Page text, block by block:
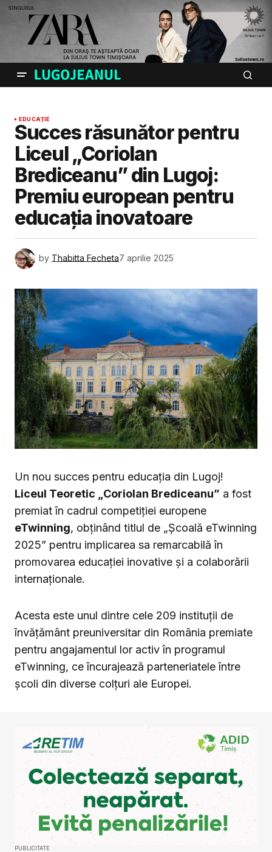
EDUCAȚIE
Succes răsunător pentru
Liceul „Coriolan
Brediceanu” din Lugoj:
Premiu european pentru
educația inovatoare
by Thabitta Fecheta7 aprilie 2025
Un nou succes pentru educația din Lugoj!
Liceul Teoretic „Coriolan Brediceanu” a fost
premiat în cadrul competiției europene
eTwinning, obținând titlul de „Școală eTwinning
2025” pentru implicarea sa remarcabilă în
promovarea educației inovative și a colaborării
internaționale.
Acesta este unul dintre cele 209 instituții de
învățământ preuniversitar din România premiate
pentru angajamentul lor activ în programul
eTwinning, ce încurajează parteneriatele între
școli din diverse colțuri ale Europei.
PUBLICITATE